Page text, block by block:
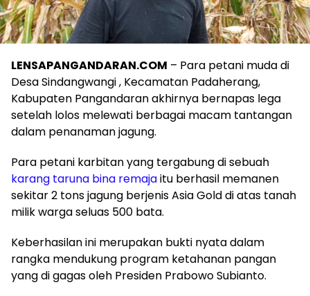
LENSAPANGANDARAN.COM – Para petani muda di
Desa Sindangwangi , Kecamatan Padaherang,
Kabupaten Pangandaran akhirnya bernapas lega
setelah lolos melewati berbagai macam tantangan
dalam penanaman jagung.
‎Para petani karbitan yang tergabung di sebuah
karang taruna bina remajaitu berhasil memanen
sekitar 2 tons jagung berjenis Asia Gold di atas tanah
milik warga seluas 500 bata.
‎Keberhasilan ini merupakan bukti nyata dalam
rangka mendukung program ketahanan pangan
yang di gagas oleh Presiden Prabowo Subianto.